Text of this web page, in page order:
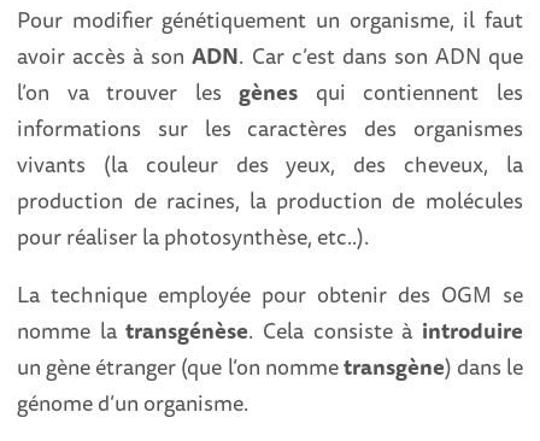
Pour modifier génétiquement un organisme, il faut
avoir accès à sonADN. Car c’est dans son ADN que
l’on va trouver les gènes qui contiennent les
informations sur les caractères des organismes
vivants (la couleur des yeux, des cheveux, la
production de racines, la production de molécules
pour réaliser la photosynthèse, etc..).
La technique employée pour obtenir des OGM se
nomme latransgénèse. Cela consiste à introduire
un gène étranger (que l’on nommetransgène) dans le
génome d’un organisme.